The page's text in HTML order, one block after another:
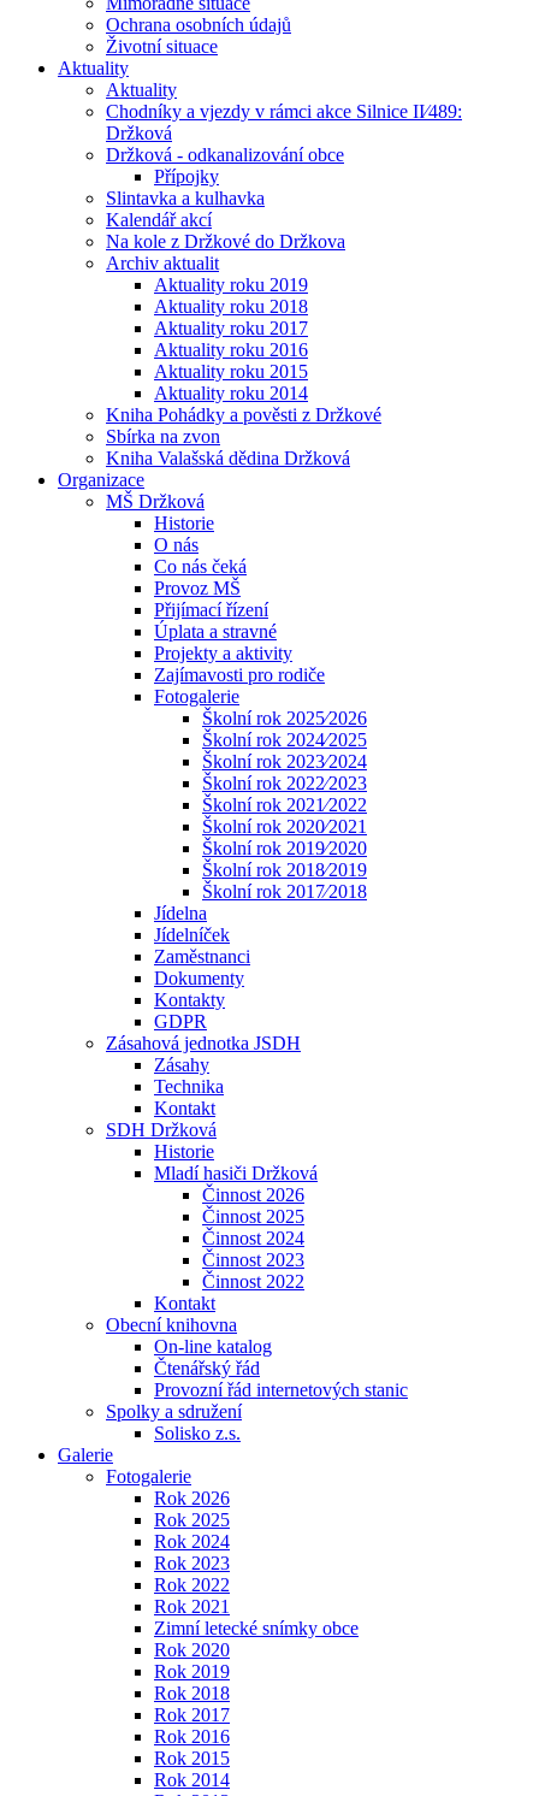
Ochrana osobních údajů
Životní situace
Aktuality
Aktuality
Chodníky a vjezdy v rámci akce Silnice II⁄489:
Držková
Držková - odkanalizování obce
Přípojky
Slintavka a kulhavka
Kalendář akcí
Na kole z Držkové do Držkova
Archiv aktualit
Aktuality roku 2019
Aktuality roku 2018
Aktuality roku 2017
Aktuality roku 2016
Aktuality roku 2015
Aktuality roku 2014
Kniha Pohádky a pověsti z Držkové
Sbírka na zvon
Kniha Valašská dědina Držková
Organizace
MŠ Držková
Historie
O nás
Co nás čeká
Provoz MŠ
Přijímací řízení
Úplata a stravné
Projekty a aktivity
Zajímavosti pro rodiče
Fotogalerie
Školní rok 2025⁄2026
Školní rok 2024⁄2025
Školní rok 2023⁄2024
Školní rok 2022⁄2023
Školní rok 2021⁄2022
Školní rok 2020⁄2021
Školní rok 2019⁄2020
Školní rok 2018⁄2019
Školní rok 2017⁄2018
Jídelna
Jídelníček
Zaměstnanci
Dokumenty
Kontakty
GDPR
Zásahová jednotka JSDH
Zásahy
Technika
Kontakt
SDH Držková
Historie
Mladí hasiči Držková
Činnost 2026
Činnost 2025
Činnost 2024
Činnost 2023
Činnost 2022
Kontakt
Obecní knihovna
On-line katalog
Čtenářský řád
Provozní řád internetových stanic
Spolky a sdružení
Solisko z.s.
Galerie
Fotogalerie
Rok 2026
Rok 2025
Rok 2024
Rok 2023
Rok 2022
Rok 2021
Zimní letecké snímky obce
Rok 2020
Rok 2019
Rok 2018
Rok 2017
Rok 2016
Rok 2015
Rok 2014